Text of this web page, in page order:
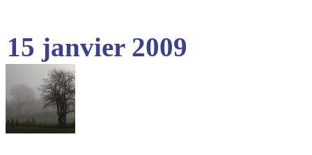
15 janvier 2009